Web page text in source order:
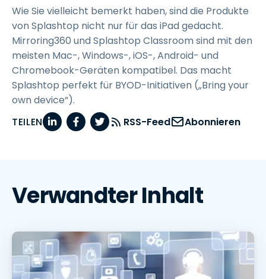
Wie Sie vielleicht bemerkt haben, sind die Produkte
von Splashtop nicht nur für das iPad gedacht.
Mirroring360 und Splashtop Classroom sind mit den
meisten Mac-, Windows-, iOS-, Android- und
Chromebook-Geräten kompatibel. Das macht
Splashtop perfekt für BYOD-Initiativen („Bring your
own device“).
TEILEN
RSS-Feed Abonnieren
Verwandter Inhalt